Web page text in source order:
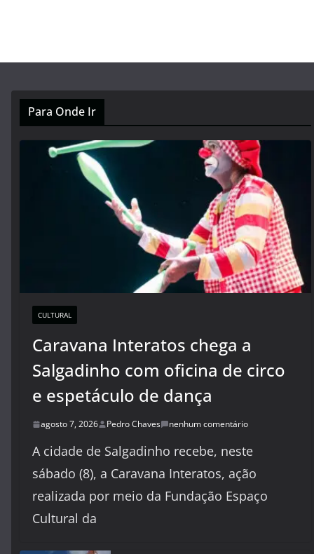
Para Onde Ir
CULTURAL
Caravana Interatos chega a
Salgadinho com oficina de circo
e espetáculo de dança
agosto 7, 2026 Pedro Chaves nenhum comentário
A cidade de Salgadinho recebe, neste
sábado (8), a Caravana Interatos, ação
realizada por meio da Fundação Espaço
Cultural da